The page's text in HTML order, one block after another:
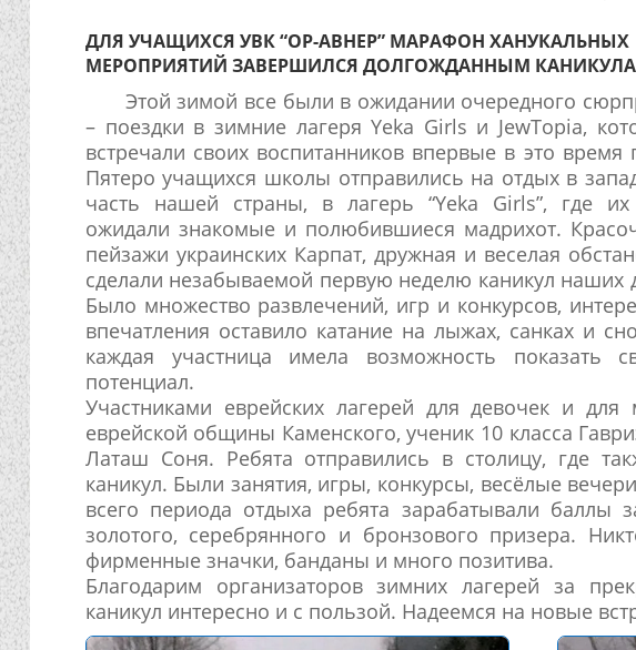
ДЛЯ УЧАЩИХСЯ УВК “ОР-АВНЕР” МАРАФОН ХАНУКАЛЬНЫХ
МЕРОПРИЯТИЙ ЗАВЕРШИЛСЯ ДОЛГОЖДАННЫМ
Этой зимой все были в ожидании очередного
– поездки в зимние лагеря Yeka Girls и JewTopia,
встречали своих воспитанников впервые в это время
Пятеро учащихся школы отправились на отдых в
часть нашей страны, в лагерь “Yeka Girls”, где
ожидали знакомые и полюбившиеся мадрихот.
пейзажи украинских Карпат, дружная и веселая
сделали незабываемой первую неделю каникул наших
Было множество развлечений, игр и конкурсов,
впечатления оставило катание на лыжах, санках и
каждая участница имела возможность показать
потенциал.
Участниками еврейских лагерей для девочек и для
еврейской общины Каменского, ученик 10 класса
Латаш Соня. Ребята отправились в столицу, где
каникул. Были занятия, игры, конкурсы, весёлые
всего периода отдыха ребята зарабатывали баллы
золотого, серебрянного и бронзового призера.
фирменные значки, банданы и много позитива.
Благодарим организаторов зимних лагерей за
каникул интересно и с пользой. Надеемся на новые